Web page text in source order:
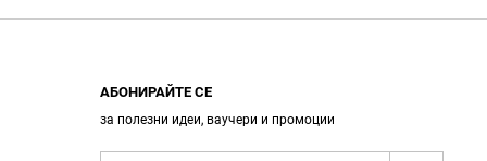
АБОНИРАЙТЕ СЕ
за полезни идеи, ваучери и промоции